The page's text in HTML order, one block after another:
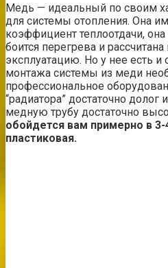
Медь — идеальный по своим
для системы отопления. Она
коэффициент теплоотдачи,
боится перегрева и
эксплуатацию. Но у нее есть
монтажа системы из меди
профессиональное
“радиатора” достаточно
медную трубу достаточно
обойдется вам примерно в
пластиковая.